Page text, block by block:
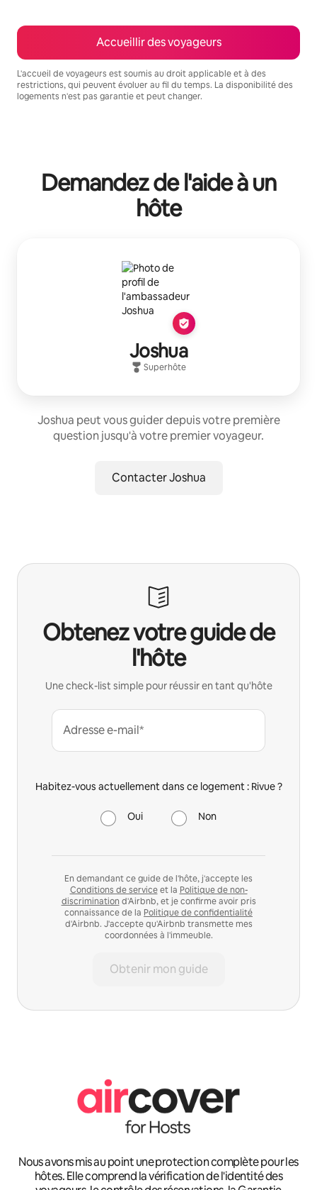
Accueillir des voyageurs
L'accueil de voyageurs est soumis au droit applicable et à des
restrictions, qui peuvent évoluer au fil du temps. La disponibilité des
logements n'est pas garantie et peut changer.
Demandez de l'aide à un
hôte
Joshua
Superhôte
Joshua peut vous guider depuis votre première
question jusqu'à votre premier voyageur.
Contacter Joshua
Obtenez votre guide de
l'hôte
Une check-list simple pour réussir en tant qu'hôte
Adresse e-mail*
Habitez-vous actuellement dans ce logement : Rivue ?
Oui Non
En demandant ce guide de l'hôte, j'accepte les
Conditions de serviceet la Politique de non-
discrimination d'Airbnb, et je confirme avoir pris
connaissance de la Politique de confidentialité
d'Airbnb. J'accepte qu'Airbnb transmette mes
coordonnées à l'immeuble.
Obtenir mon guide
Nous avons mis au point une protection complète pour les
hôtes. Elle comprend la vérification de l'identité des